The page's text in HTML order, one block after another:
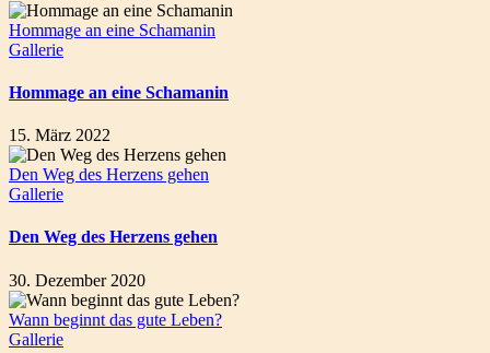
Hommage an eine Schamanin
Gallerie
Hommage an eine Schamanin
15. März 2022
Den Weg des Herzens gehen
Gallerie
Den Weg des Herzens gehen
30. Dezember 2020
Wann beginnt das gute Leben?
Gallerie